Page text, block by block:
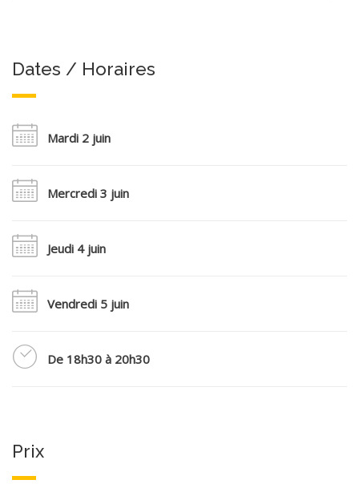
Dates / Horaires
Mardi 2 juin
Mercredi 3 juin
Jeudi 4 juin
Vendredi 5 juin
De 18h30 à 20h30
Prix